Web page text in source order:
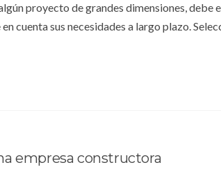
proyecto de grandes dimensiones,
cuenta sus necesidades a largo plazo.
empresa constructora